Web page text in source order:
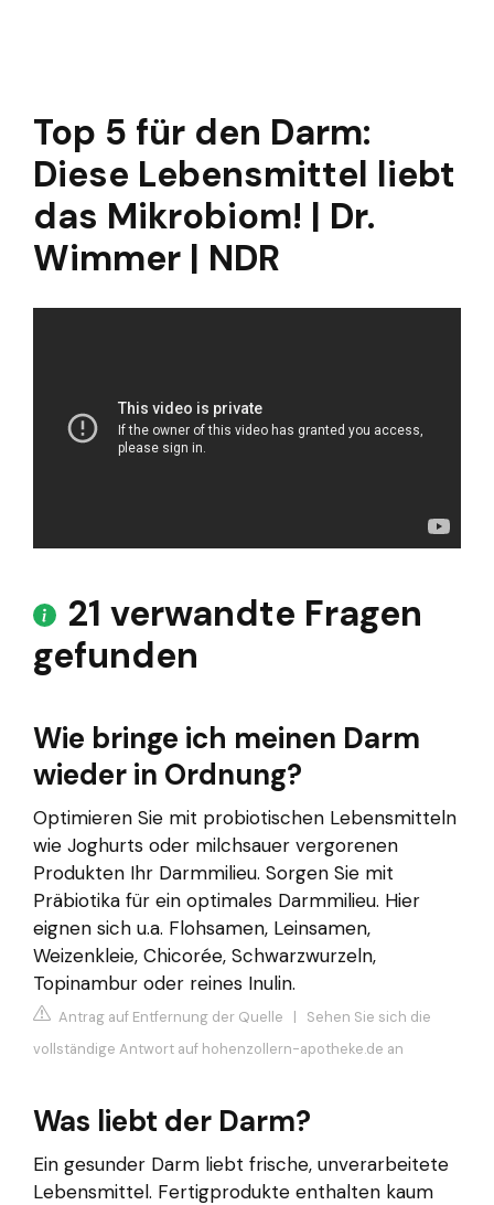
Top 5 für den Darm:
Diese Lebensmittel liebt
das Mikrobiom! | Dr.
Wimmer | NDR
21 verwandte Fragen
gefunden
Wie bringe ich meinen Darm
wieder in Ordnung?
Optimieren Sie mit probiotischen Lebensmitteln
wie Joghurts oder milchsauer vergorenen
Produkten Ihr Darmmilieu. Sorgen Sie mit
Präbiotika für ein optimales Darmmilieu. Hier
eignen sich u.a. Flohsamen, Leinsamen,
Weizenkleie, Chicorée, Schwarzwurzeln,
Topinambur oder reines Inulin.
Antrag auf Entfernung der Quelle | Sehen Sie sich die
vollständige Antwort auf hohenzollern-apotheke.de an
Was liebt der Darm?
Ein gesunder Darm liebt frische, unverarbeitete
Lebensmittel. Fertigprodukte enthalten kaum